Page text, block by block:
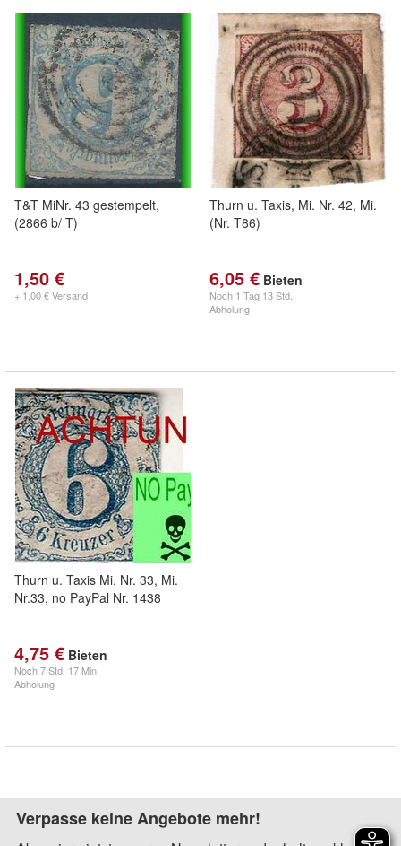
T&T MiNr. 43 gestempelt,
(2866 b/ T)
1,50 €
+ 1,00 € Versand
Thurn u. Taxis, Mi. Nr. 42, Mi.
(Nr. T86)
6,05 € Bieten
Noch 1 Tag 13 Std.
Abholung
Thurn u. Taxis Mi. Nr. 33, Mi.
Nr.33, no PayPal Nr. 1438
4,75 € Bieten
Noch7 Std. 17 Min.
Abholung
Verpasse keine Angebote mehr!